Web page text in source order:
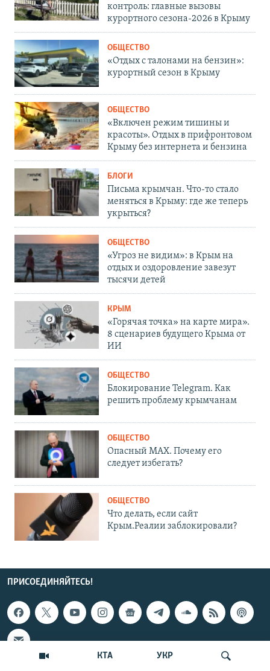
КТА УКР
контроль: главные вызовы
курортного сезона-2026 в Крыму
ОБЩЕСТВО
«Отдых с талонами на бензин»:
курортный сезон в Крыму
ОБЩЕСТВО
«Включен режим тишины и
красоты». Отдых в прифронтовом
Крыму без интернета и бензина
БЛОГИ
Письма крымчан. Что-то стало
меняться в Крыму: где же теперь
укрыться?
ОБЩЕСТВО
«Угроз не видим»: в Крым на
отдых и оздоровление завезут
тысячи детей
КРЫМ
«Горячая точка» на карте мира».
8 сценариев будущего Крыма от
ИИ
ОБЩЕСТВО
Блокирование Telegram. Как
решить проблему крымчанам
ОБЩЕСТВО
Опасный MAX. Почему его
следует избегать?
ОБЩЕСТВО
Что делать, если сайт
Крым.Реалии заблокировали?
ПРИСОЕДИНЯЙТЕСЬ!